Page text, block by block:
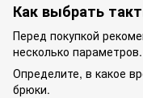
Как выбрать
Перед покупкой
несколько параметров.
Определите, в какое
брюки.